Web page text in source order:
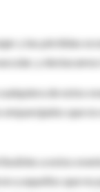
y las pérdidas
y
de estos
que
a estos
a aquellos que